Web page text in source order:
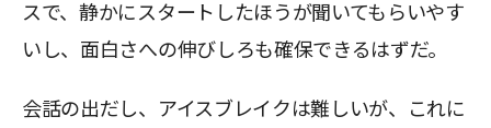
スで、静かにスタートしたほうが聞いてもらいやす
いし、面白さへの伸びしろも確保できるはずだ。
会話の出だし、アイスブレイクは難しいが、これに